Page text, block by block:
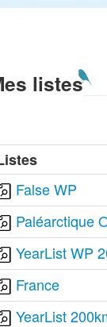
listes
False WP
Paléarctique
YearList WP
France
YearList